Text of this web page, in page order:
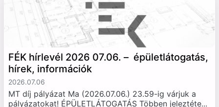
FÉK hírlevél 2026 07.06. – épületlátogatás,
hírek, információk
2026.07.06
MT díj pályázat Ma (2026.07.06.) 23.59-ig várjuk a
pályázatokat! ÉPÜLETLÁTOGATÁS Többen jeleztéte...